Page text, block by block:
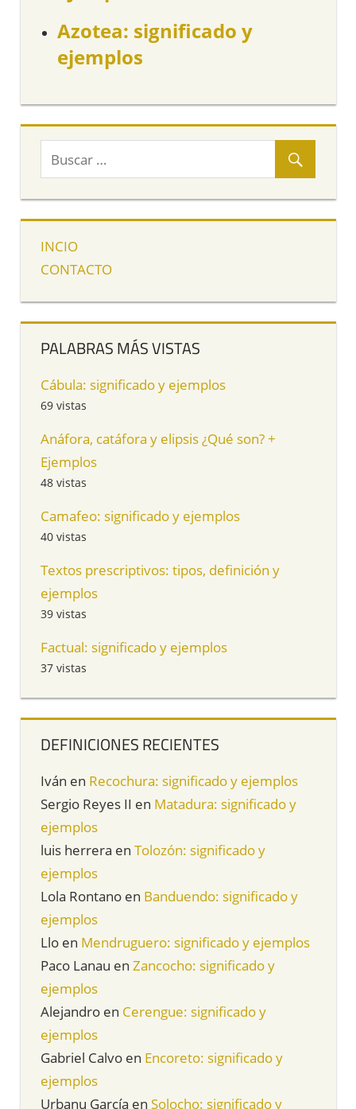
Azotea: significado y
ejemplos
INCIO
CONTACTO
PALABRAS MÁS VISTAS
Cábula: significado y ejemplos
69 vistas
Anáfora, catáfora y elipsis ¿Qué son? +
Ejemplos
48 vistas
Camafeo: significado y ejemplos
40 vistas
Textos prescriptivos: tipos, definición y
ejemplos
39 vistas
Factual: significado y ejemplos
37 vistas
DEFINICIONES RECIENTES
Iván en Recochura: significado y ejemplos
Sergio Reyes II en Matadura: significado y
ejemplos
luis herrera en Tolozón: significado y
ejemplos
Lola Rontano en Banduendo: significado y
ejemplos
Llo en Mendruguero: significado y ejemplos
Paco Lanau en Zancocho: significado y
ejemplos
Alejandro en Cerengue: significado y
ejemplos
Gabriel Calvo en Encoreto: significado y
ejemplos
Urbanu García en Solocho: significado y